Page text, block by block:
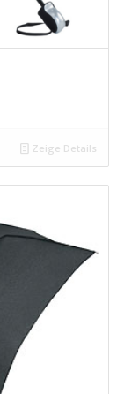
Zeige Details